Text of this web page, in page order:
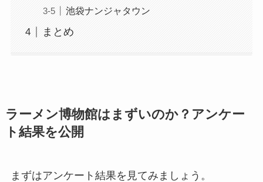
池袋ナンジャタウン
まとめ
ラーメン博物館はまずいのか？アンケー
ト結果を公開
まずはアンケート結果を見てみましょう。